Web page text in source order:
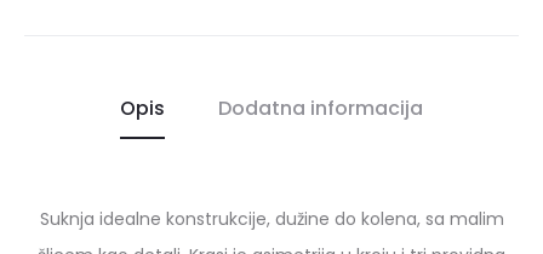
Opis Dodatna informacija
Suknja idealne konstrukcije, dužine do kolena, sa malim